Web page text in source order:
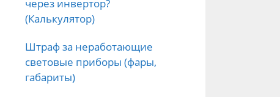
через инвертор?
(Калькулятор)
Штраф за неработающие
световые приборы (фары,
габариты)